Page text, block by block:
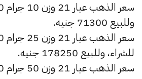
وللبيع 71300 جنيه.
للشراء، وللبيع 178250 جنيه.